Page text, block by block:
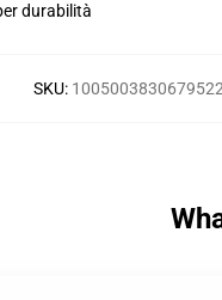
durabilità
SKU: